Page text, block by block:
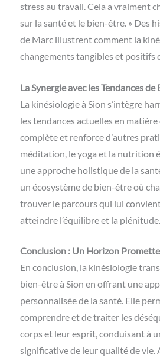
stress au travail. Cela a vraiment
sur la santé et le bien-être. » Des
de Marc illustrent comment la
changements tangibles et positifs
La Synergie avec les Tendances
La kinésiologie à Sion s’intègre
les tendances actuelles en
complète et renforce d’autres
méditation, le yoga et la nutrition
une approche holistique de la
un écosystème de bien-être où
trouver le parcours qui lui
atteindre l’équilibre et la plénitude.
Conclusion : Un Horizon
En conclusion, la kinésiologie
bien-être à Sion en offrant une
personnalisée de la santé. Elle
comprendre et de traiter les
corps et leur esprit, conduisant à
significative de leur qualité de vie.